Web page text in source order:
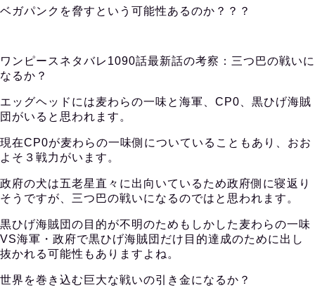
ベガパンクを脅すという可能性あるのか？？？
ワンピースネタバレ1090話最新話の考察：三つ巴の戦いに
なるか？
エッグヘッドには麦わらの一味と海軍、CP0、黒ひげ海賊
団がいると思われます。
現在CP0が麦わらの一味側についていることもあり、おお
よそ３戦力がいます。
政府の犬は五老星直々に出向いているため政府側に寝返り
そうですが、三つ巴の戦いになるのではと思われます。
黒ひげ海賊団の目的が不明のためもしかした麦わらの一味
VS海軍・政府で黒ひげ海賊団だけ目的達成のために出し
抜かれる可能性もありますよね。
世界を巻き込む巨大な戦いの引き金になるか？